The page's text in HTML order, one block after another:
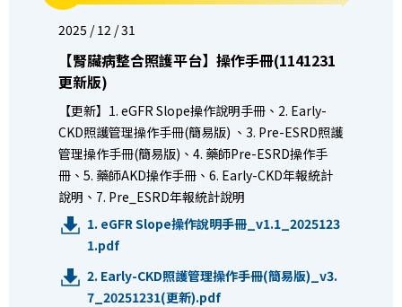
2025 / 12 / 31
【腎臟病整合照護平台】操作手冊(1141231
更新版)
【更新】1. eGFR Slope操作說明手冊、2. Early-
CKD照護管理操作手冊(簡易版) 、3. Pre-ESRD照護
管理操作手冊(簡易版)、4. 藥師Pre-ESRD操作手
冊、5. 藥師AKD操作手冊、6. Early-CKD年報統計
說明、7. Pre_ESRD年報統計說明
1. eGFR Slope操作說明手冊_v1.1_2025123
1.pdf
2. Early-CKD照護管理操作手冊(簡易版)_v3.
7_20251231(更新).pdf